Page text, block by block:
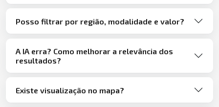
Posso filtrar por região, modalidade e valor?
A IA erra? Como melhorar a relevância dos
resultados?
Existe visualização no mapa?